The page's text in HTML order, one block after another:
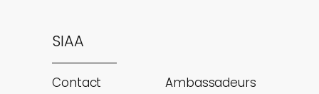
SIAA
Contact
Ambassadeurs